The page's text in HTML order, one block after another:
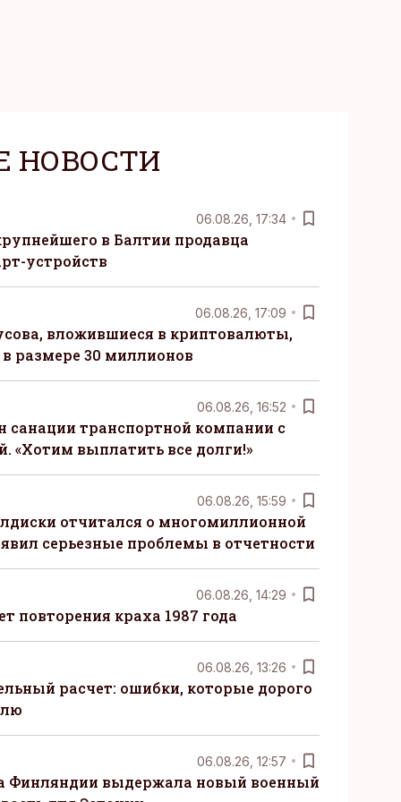
НОВОСТИ
06.08.26, 17:34
в Балтии продавца
устройств
06.08.26, 17:09
вложившиеся в криптовалюты,
размере 30 миллионов
06.08.26, 16:52
санации транспортной компании с
«Хотим выплатить все долги!»
06.08.26, 15:59
отчитался о многомиллионной
серьезные проблемы в отчетности
06.08.26, 14:29
повторения краха 1987 года
06.08.26, 13:26
расчет: ошибки, которые дорого
06.08.26, 12:57
Финляндии выдержала новый военный